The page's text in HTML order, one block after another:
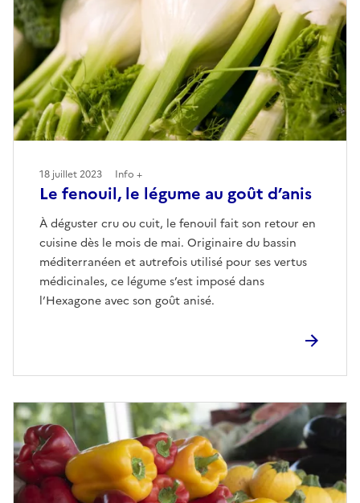
Le fenouil, le légume au goût d’anis
À déguster cru ou cuit, le fenouil fait son retour en
cuisine dès le mois de mai. Originaire du bassin
méditerranéen et autrefois utilisé pour ses vertus
médicinales, ce légume s’est imposé dans
l’Hexagone avec son goût anisé.
18 juillet 2023 Info +